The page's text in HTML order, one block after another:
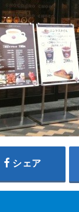
シェア